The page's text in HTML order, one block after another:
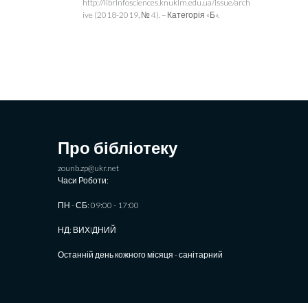
http://librinfosciences.knukim.edu.ua/issue/arch
ive (2018-2019, № 4). – Категорія «Б».
Про бібліотеку
zounb.zp@ukr.net
Часи Роботи:
ПН - СБ: 09:00 - 17:00
НД: ВИХIДНИЙ
Останній день кожного місяця - санітарний